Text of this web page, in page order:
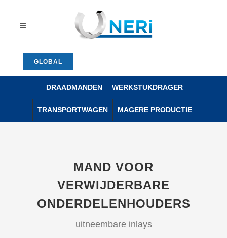
GLOBAL
DRAADMANDEN WERKSTUKDRAGER
TRANSPORTWAGEN MAGERE PRODUCTIE
MAND VOOR
VERWIJDERBARE
ONDERDELENHOUDERS
uitneembare inlays